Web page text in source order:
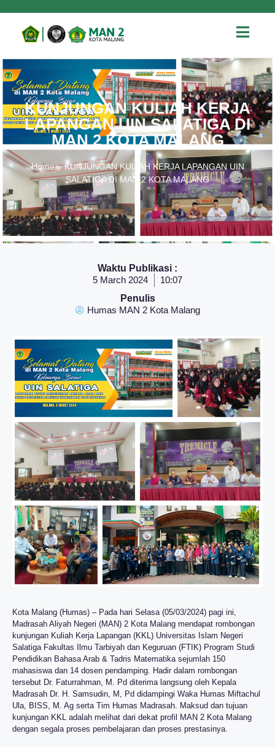
KUNJUNGAN KULIAH KERJA
LAPANGAN UIN SALATIGA DI
MAN 2 KOTA MALANG
Home»KUNJUNGAN KULIAH KERJA LAPANGAN UIN
SALATIGA DI MAN 2 KOTA MALANG
Waktu Publikasi :
5 March 2024
10:07
Penulis
Humas MAN 2 Kota Malang
Kota Malang (Humas) – Pada hari Selasa (05/03/2024) pagi ini,
Madrasah Aliyah Negeri (MAN) 2 Kota Malang mendapat rombongan
kunjungan Kuliah Kerja Lapangan (KKL) Universitas Islam Negeri
Salatiga Fakultas Ilmu Tarbiyah dan Keguruan (FTIK) Program Studi
Pendidikan Bahasa Arab & Tadris Matematika sejumlah 150
mahasiswa dan 14 dosen pendamping. Hadir dalam rombongan
tersebut Dr. Faturrahman, M. Pd diterima langsung oleh Kepala
Madrasah Dr. H. Samsudin, M, Pd didampingi Waka Humas Miftachul
Ula, BISS, M. Ag serta Tim Humas Madrasah. Maksud dan tujuan
kunjungan KKL adalah melihat dari dekat profil MAN 2 Kota Malang
dengan segala proses pembelajaran dan proses prestasinya.